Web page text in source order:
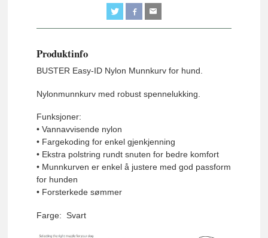
Produktinfo
BUSTER Easy-ID Nylon Munnkurv for hund.
Nylonmunnkurv med robust spennelukking.
Funksjoner:
• Vannavvisende nylon
• Fargekoding for enkel gjenkjenning
• Ekstra polstring rundt snuten for bedre komfort
• Munnkurven er enkel å justere med god passform
for hunden
• Forsterkede sømmer
Farge: Svart